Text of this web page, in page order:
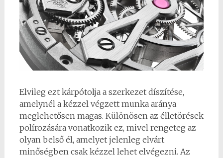
Elvileg ezt kárpótolja a szerkezet díszítése,
amelynél a kézzel végzett munka aránya
meglehetősen magas. Különösen az élletörések
polírozására vonatkozik ez, mivel rengeteg az
olyan belső él, amelyet jelenleg elvárt
minőségben csak kézzel lehet elvégezni. Az